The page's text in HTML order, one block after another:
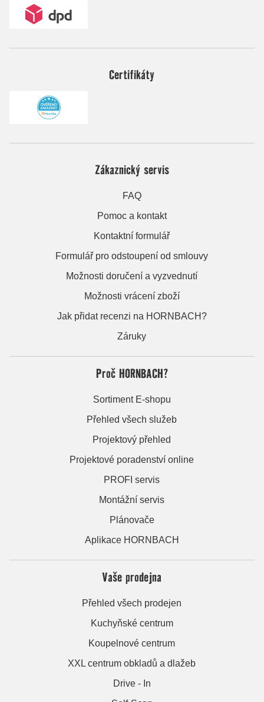
Certifikáty
Zákaznický servis
FAQ
Pomoc a kontakt
Kontaktní formulář
Formulář pro odstoupení od smlouvy
Možnosti doručení a vyzvednutí
Možnosti vrácení zboží
Jak přidat recenzi na HORNBACH?
Záruky
Proč HORNBACH?
Sortiment E-shopu
Přehled všech služeb
Projektový přehled
Projektové poradenství online
PROFI servis
Montážní servis
Plánovače
Aplikace HORNBACH
Vaše prodejna
Přehled všech prodejen
Kuchyňské centrum
Koupelnové centrum
XXL centrum obkladů a dlažeb
Drive - In